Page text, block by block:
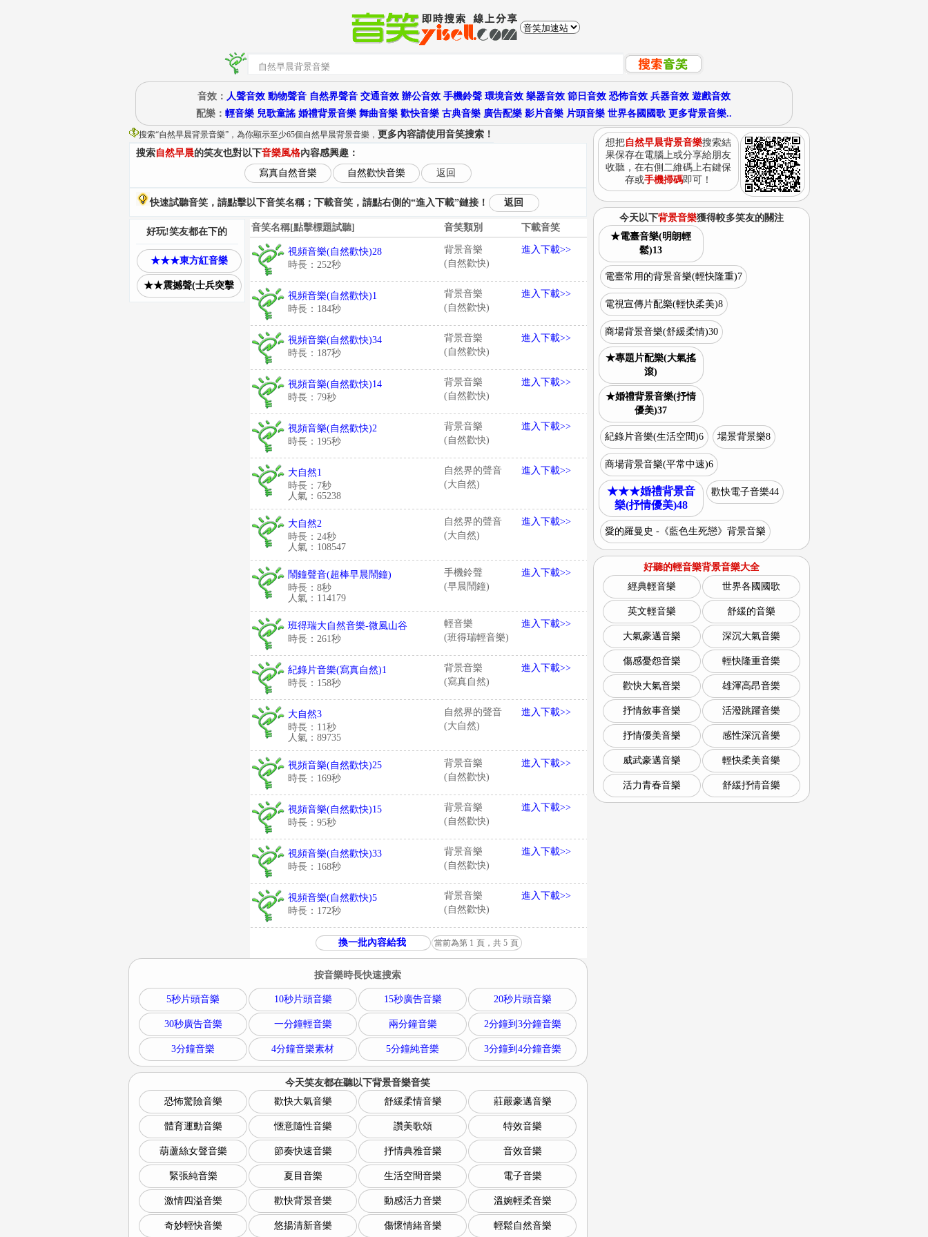
音效： 人聲音效 動物聲音 自然界聲音 交通音效 辦公音效 手機鈴聲 環境音效 樂器音效 節日音效 恐怖音效 兵器音效 遊戲音效
配樂： 輕音樂 兒歌童謠 婚禮背景音樂 舞曲音樂 歡快音樂 古典音樂 廣告配樂 影片音樂 片頭音樂 世界各國國歌 更多背景音樂..
搜索“自然早晨背景音樂”，為你顯示至少65個自然早晨背景音樂， 更多內容請使用音笑搜索！
搜索自然早晨的笑友也對以下音樂風格內容感興趣：
寫真自然音樂
自然歡快音樂 返回
快速試聽音笑，請點擊以下音笑名稱；下載音笑，請點右側的“進入下載”鏈接！ 返回
音笑名稱[點擊標題試聽] 音笑類別 下載音笑
視頻音樂(自然歡快)28
時長：252秒
背景音樂
(自然歡快)
進入下載>>
視頻音樂(自然歡快)1
時長：184秒
背景音樂
(自然歡快)
進入下載>>
視頻音樂(自然歡快)34
時長：187秒
背景音樂
(自然歡快)
進入下載>>
視頻音樂(自然歡快)14
時長：79秒
背景音樂
(自然歡快)
進入下載>>
視頻音樂(自然歡快)2
時長：195秒
背景音樂
(自然歡快)
進入下載>>
大自然1
時長：7秒
人氣：65238
自然界的聲音
(大自然)
進入下載>>
大自然2
時長：24秒
人氣：108547
自然界的聲音
(大自然)
進入下載>>
鬧鐘聲音(超棒早晨鬧鐘)
時長：8秒
人氣：114179
手機鈴聲
(早晨鬧鐘)
進入下載>>
班得瑞大自然音樂-微風山谷
時長：261秒
輕音樂
(班得瑞輕音樂)
進入下載>>
紀錄片音樂(寫真自然)1
時長：158秒
背景音樂
(寫真自然)
進入下載>>
大自然3
時長：11秒
人氣：89735
自然界的聲音
(大自然)
進入下載>>
視頻音樂(自然歡快)25
時長：169秒
背景音樂
(自然歡快)
進入下載>>
視頻音樂(自然歡快)15
時長：95秒
背景音樂
(自然歡快)
進入下載>>
視頻音樂(自然歡快)33
時長：168秒
背景音樂
(自然歡快)
進入下載>>
視頻音樂(自然歡快)5
時長：172秒
背景音樂
(自然歡快)
進入下載>>
換一批內容給我 當前為第 1 頁，共 5 頁
好玩!笑友都在下的
★★★東方紅音樂
★★震撼聲(士兵突擊
按音樂時長快速搜索
5秒片頭音樂 10秒片頭音樂 15秒廣告音樂 20秒片頭音樂
30秒廣告音樂 一分鐘輕音樂 兩分鐘音樂 2分鐘到3分鐘音樂
3分鐘音樂 4分鐘音樂素材 5分鐘純音樂 3分鐘到4分鐘音樂
今天笑友都在聽以下背景音樂音笑
恐怖驚險音樂
歡快大氣音樂 舒緩柔情音樂 莊嚴豪邁音樂
體育運動音樂 愜意隨性音樂 讚美歌頌 特效音樂
葫蘆絲女聲音樂 節奏快速音樂 抒情典雅音樂 音效音樂
緊張純音樂 夏目音樂 生活空間音樂 電子音樂
激情四溢音樂 歡快背景音樂 動感活力音樂 溫婉輕柔音樂
奇妙輕快音樂 悠揚清新音樂 傷懷情緒音樂 輕鬆自然音樂
想把自然早晨背景音樂搜索結
果保存在電腦上或分享給朋友
收聽，在右側二維碼上右鍵保
存或手機掃碼即可！
今天以下背景音樂獲得較多笑友的關注
★電臺音樂(明朗輕
鬆)13
電臺常用的背景音樂(輕快隆重)7
電視宣傳片配樂(輕快柔美)8
商場背景音樂(舒緩柔情)30
★專題片配樂(大氣搖
滾)
★婚禮背景音樂(抒情
優美)37
紀錄片音樂(生活空間)6 場景背景樂8
商場背景音樂(平常中速)6
★★★婚禮背景音
樂(抒情優美)48
歡快電子音樂44
愛的羅曼史 -《藍色生死戀》背景音樂
好聽的輕音樂背景音樂大全
經典輕音樂
世界各國國歌
英文輕音樂 舒緩的音樂
大氣豪邁音樂 深沉大氣音樂
傷感憂怨音樂 輕快隆重音樂
歡快大氣音樂 雄渾高昂音樂
抒情敘事音樂 活潑跳躍音樂
抒情優美音樂 感性深沉音樂
威武豪邁音樂 輕快柔美音樂
活力青春音樂 舒緩抒情音樂